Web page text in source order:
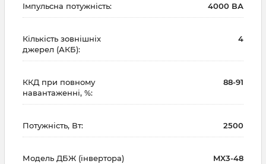
Імпульсна потужність: 4000 ВА
Кількість зовнішніх
джерел (АКБ):
4
ККД при повному
навантаженні, %:
88-91
Потужність, Вт: 2500
Модель ДБЖ (інвертора) MX3-48